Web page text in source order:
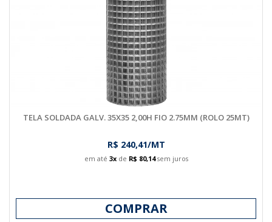
TELA SOLDADA GALV. 35X35 2,00H FIO 2.75MM (ROLO 25MT)
R$ 240,41/MT
em até 3xde R$ 80,14sem juros
COMPRAR